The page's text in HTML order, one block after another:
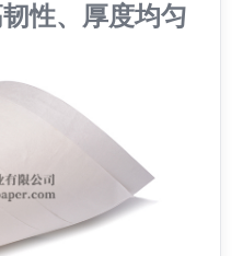
性、厚度均匀